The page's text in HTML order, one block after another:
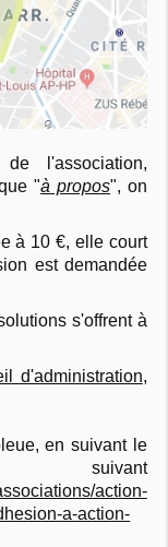
l'association,
"à propos", on
à 10 €, elle court
est demandée
s'offrent à
d'administration,
en suivant le
action-
a-action-